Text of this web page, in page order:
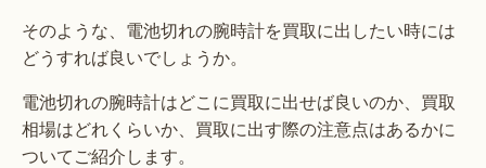
そのような、電池切れの腕時計を買取に出したい時には
どうすれば良いでしょうか。
電池切れの腕時計はどこに買取に出せば良いのか、買取
相場はどれくらいか、買取に出す際の注意点はあるかに
ついてご紹介します。